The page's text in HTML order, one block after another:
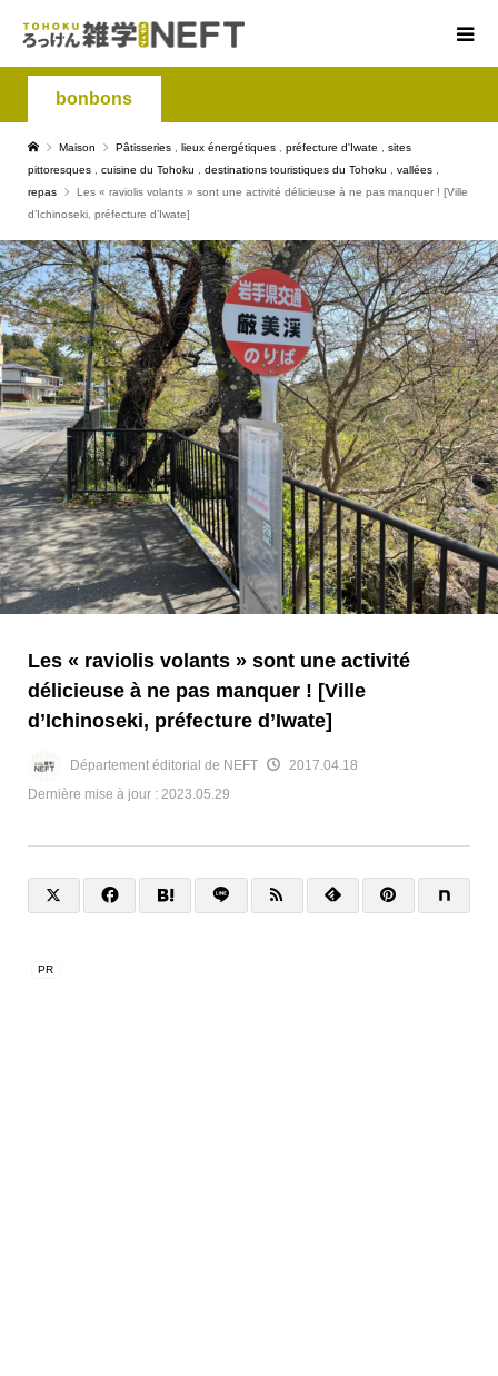
bonbons
Maison Pâtisseries lieux énergétiques préfecture d'Iwate
sites
pittoresques
cuisine du Tohoku destinations touristiques du Tohoku vallées
repas
Les « raviolis volants » sont une activité délicieuse à ne pas manquer ! [Ville
d’Ichinoseki, préfecture d’Iwate]
Les « raviolis volants » sont une activité
délicieuse à ne pas manquer ! [Ville
d’Ichinoseki, préfecture d’Iwate]
Département éditorial de NEFT
2017.04.18
Dernière mise à jour : 2023.05.29